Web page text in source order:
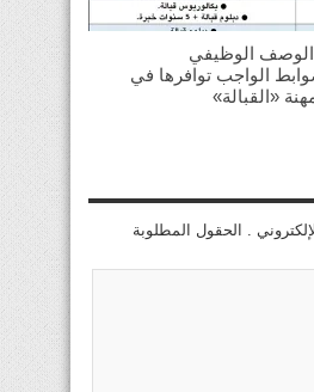
الوصف الوظيفي
الواجب توافرها في
«القبالة»
. الحقول المطلوبة